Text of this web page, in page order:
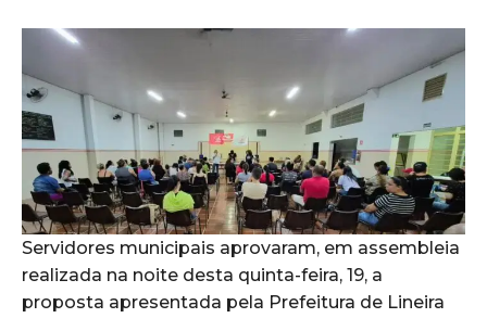
Servidores municipais aprovaram, em assembleia
realizada na noite desta quinta-feira, 19, a
proposta apresentada pela Prefeitura de Lineira